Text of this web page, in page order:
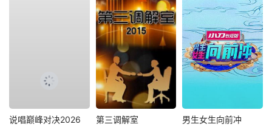
说唱巅峰对决2026 第三调解室 男生女生向前冲